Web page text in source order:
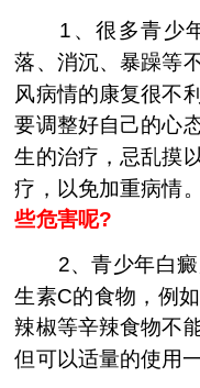
1、很多青少年
落、消沉、暴躁等
风病情的康复很不
要调整好自己的心
生的治疗，忌乱摸
疗，以免加重病情。
些危害呢?
2、青少年白癜
生素C的食物，例
辣椒等辛辣食物不
但可以适量的使用